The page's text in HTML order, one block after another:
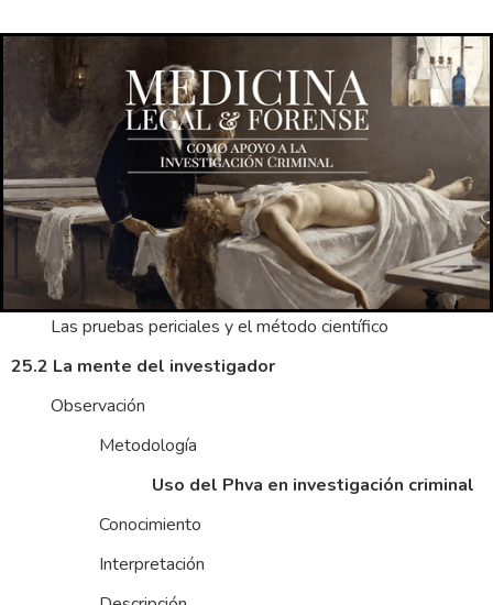
Capítulo 25
Investigación criminal
25.1 La investigación
De los indicios a las pruebas
Tipos de evidencias
Evidencia física
Evidencia asociativa
Las pruebas periciales y el método científico
25.2 La mente del investigador
Observación
Metodología
Uso del Phva en investigación criminal
Conocimiento
Interpretación